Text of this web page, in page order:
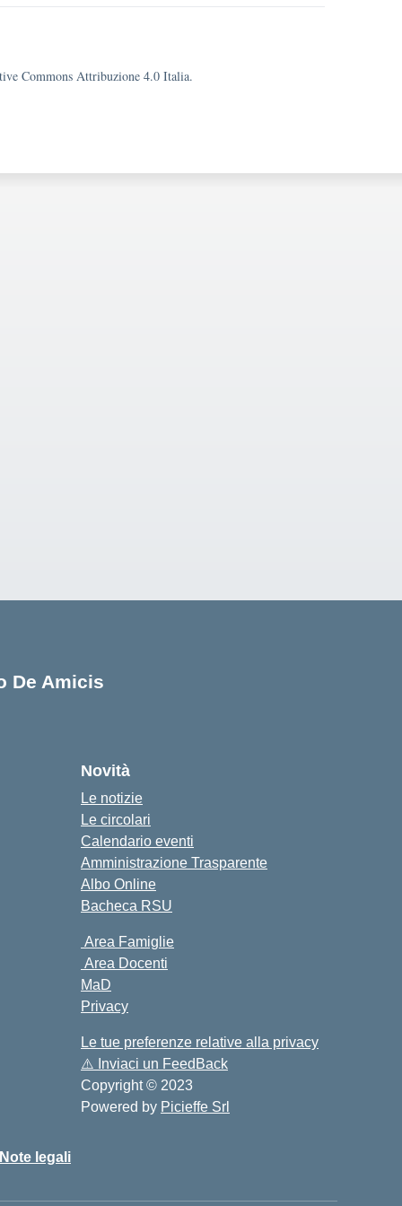
Commons Attribuzione 4.0 Italia.
De Amicis
Novità
Le notizie
Le circolari
Calendario eventi
Amministrazione Trasparente
Albo Online
Bacheca RSU
Area Famiglie
Area Docenti
MaD
Privacy
Le tue preferenze relative alla privacy
⚠️ Inviaci un FeedBack
Copyright © 2023
Powered by Picieffe Srl
Note legali